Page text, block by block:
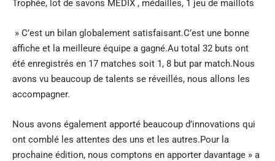
Trophée, lot de savons MEDIX , médailles, 1 jeu de maillots
» C’est un bilan globalement satisfaisant.C’est une bonne
affiche et la meilleure équipe a gagné.Au total 32 buts ont
été enregistrés en 17 matches soit 1, 8 but par match.Nous
avons vu beaucoup de talents se réveillés, nous allons les
accompagner.
Nous avons également apporté beaucoup d’innovations qui
ont comblé les attentes des uns et les autres.Pour la
prochaine édition, nous comptons en apporter davantage » a